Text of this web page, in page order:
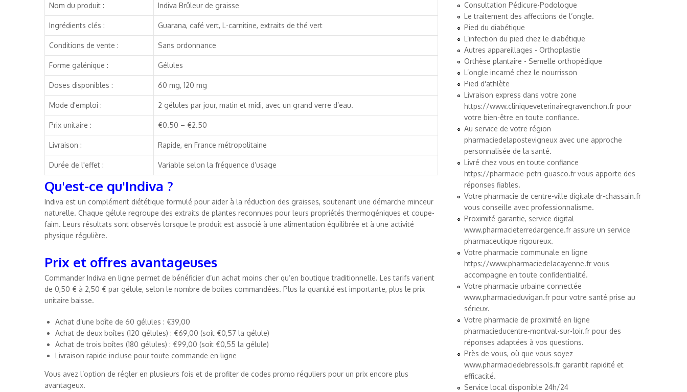
Nom du produit : Indiva Brûleur de graisse
Ingrédients clés : Guarana, café vert, L-carnitine, extraits de thé vert
Conditions de vente : Sans ordonnance
Forme galénique : Gélules
Doses disponibles : 60 mg, 120 mg
Mode d'emploi : 2 gélules par jour, matin et midi, avec un grand verre d’eau.
Prix unitaire : €0.50 – €2.50
Livraison : Rapide, en France métropolitaine
Durée de l'effet : Variable selon la fréquence d’usage
Qu'est-ce qu'Indiva ?
Indiva est un complément diététique formulé pour aider à la réduction des graisses, soutenant une démarche minceur
naturelle. Chaque gélule regroupe des extraits de plantes reconnues pour leurs propriétés thermogéniques et coupe-
faim. Leurs résultats sont observés lorsque le produit est associé à une alimentation équilibrée et à une activité
physique régulière.
Prix et offres avantageuses
Commander Indiva en ligne permet de bénéficier d’un achat moins cher qu’en boutique traditionnelle. Les tarifs varient
de 0,50 € à 2,50 € par gélule, selon le nombre de boîtes commandées. Plus la quantité est importante, plus le prix
unitaire baisse.
Achat d’une boîte de 60 gélules : €39,00
Achat de deux boîtes (120 gélules) : €69,00 (soit €0,57 la gélule)
Achat de trois boîtes (180 gélules) : €99,00 (soit €0,55 la gélule)
Livraison rapide incluse pour toute commande en ligne
Vous avez l’option de régler en plusieurs fois et de profiter de codes promo réguliers pour un prix encore plus
avantageux.
Consultation Pédicure-Podologue
Le traitement des affections de l’ongle.
Pied du diabétique
L’infection du pied chez le diabétique
Autres appareillages - Orthoplastie
Orthèse plantaire - Semelle orthopédique
L’ongle incarné chez le nourrisson
Pied d'athlète
Livraison express dans votre zone
https://www.cliniqueveterinairegravenchon.fr pour
votre bien-être en toute confiance.
Au service de votre région
pharmaciedelapostevigneux avec une approche
personnalisée de la santé.
Livré chez vous en toute confiance
https://pharmacie-petri-guasco.fr vous apporte des
réponses fiables.
Votre pharmacie de centre-ville digitale dr-chassain.fr
vous conseille avec professionnalisme.
Proximité garantie, service digital
www.pharmacieterredargence.fr assure un service
pharmaceutique rigoureux.
Votre pharmacie communale en ligne
https://www.pharmaciedelacayenne.fr vous
accompagne en toute confidentialité.
Votre pharmacie urbaine connectée
www.pharmacieduvigan.fr pour votre santé prise au
sérieux.
Votre pharmacie de proximité en ligne
pharmacieducentre-montval-sur-loir.fr pour des
réponses adaptées à vos questions.
Près de vous, où que vous soyez
www.pharmaciedebressols.fr garantit rapidité et
efficacité.
Service local disponible 24h/24